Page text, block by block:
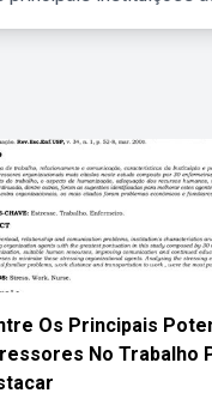
Os Principais
No Trabalho